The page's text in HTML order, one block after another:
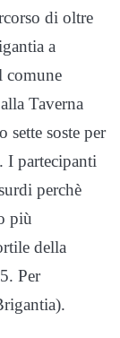
di oltre
a
comune
Taverna
sette soste per
I partecipanti
perchè
più
della
Per